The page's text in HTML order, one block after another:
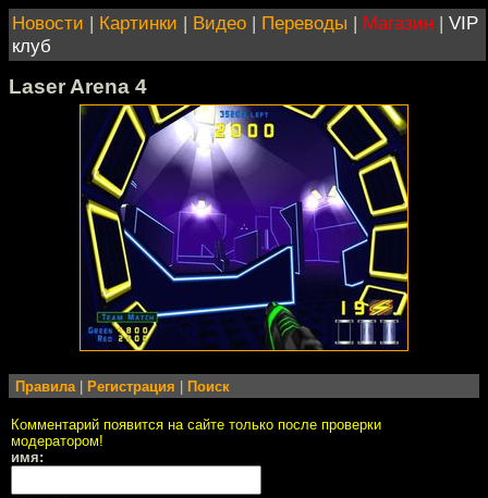
Новости | Картинки | Видео | Переводы | Магазин | VIP
клуб
Laser Arena 4
Правила Регистрация Поиск
Комментарий появится на сайте только после проверки
модератором!
имя: